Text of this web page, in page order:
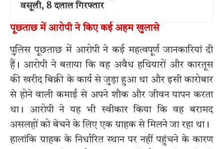
वसूली, 8 दलाल गिरफ्तार
पूछताछ में आरोपी ने किए कई अहम खुलासे
पुलिस पूछताछ में आरोपी ने कई महत्वपूर्ण जानकारियां दी
हैं। आरोपी ने बताया कि वह अवैध हथियारों और कारतूस
की खरीद बिक्री के कार्य से जुड़ा हुआ था और इसी कारोबार
से होने वाली कमाई से अपने शौक और जीवन यापन करता
था। आरोपी ने यह भी स्वीकार किया कि वह बरामद
असलहों को बेचने के लिए एक ग्राहक से मिलने जा रहा था।
हालांकि ग्राहक के निर्धारित स्थान पर नहीं पहुंचने के कारण